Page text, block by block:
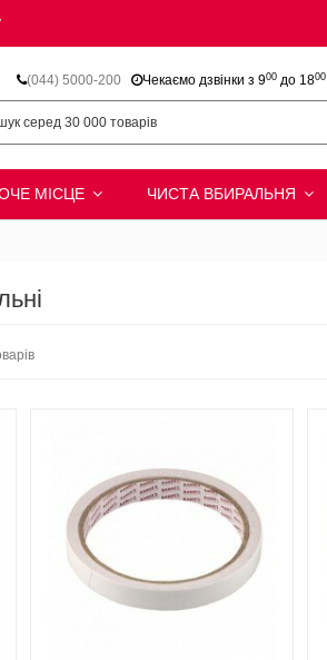
(044) 5000-200 Чекаємо дзвінки з 900до 1800
МІСЦЕ ЧИСТА ВБИРАЛЬНЯ